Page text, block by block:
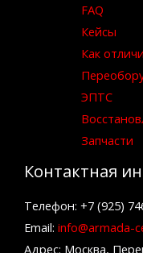
FAQ
Кейсы
Как
ЭПТС
Запчасти
Контактная
Телефон: +7 (925)
Email: info@armada-
Адрес: Москва,